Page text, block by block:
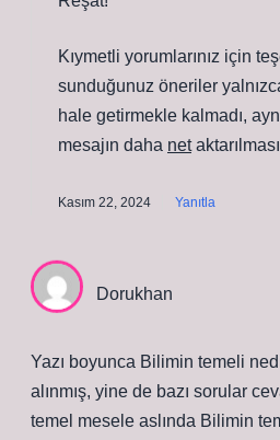
Kıymetli yorumlarınız için
sunduğunuz öneriler
hale getirmekle kalmadı,
mesajın daha net
Kasım 22, 2024 Yanıtla
Dorukhan
Yazı boyunca Bilimin temeli
alınmış, yine de bazı sorular
temel mesele aslında Bilimin